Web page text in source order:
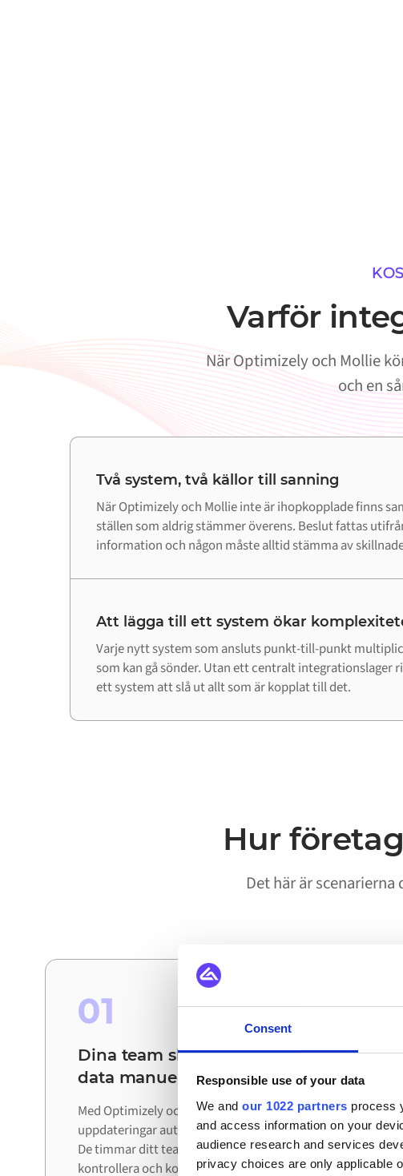
Consent
Responsible use of your data
We and our 1022 partners process
and access information on your
audience research and services
privacy choices are only applicable
Varför
När Optimizely och Mollie
och en
Två system, två källor till sanning
När Optimizely och Mollie inte är ihopkopplade finns
ställen som aldrig stämmer överens. Beslut fattas
information och någon måste alltid stämma av
Att lägga till ett system ökar
Varje nytt system som ansluts punkt-till-punkt
som kan gå sönder. Utan ett centralt integrationslager
ett system att slå ut allt som är kopplat till det.
Hur
Det här är
01
Dina team slipper stämma av
data manuellt
Med Optimizely och Mollie ihopkopplade rör sig
uppdateringar automatiskt mellan systemen.
De timmar ditt team lade på att exportera,
kontrollera och korrigera data läggs nu på